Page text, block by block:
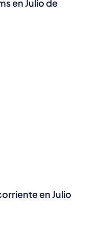
en Julio de
en Julio